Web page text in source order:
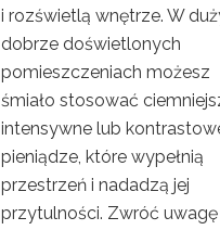
i rozświetlą wnętrze. W
dobrze doświetlonych
pomieszczeniach możesz
śmiało stosować
intensywne lub
pieniądze, które wypełnią
przestrzeń i nadadzą jej
przytulności. Zwróć uwagę